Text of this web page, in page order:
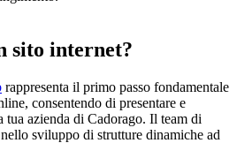
sito internet?
rappresenta il primo passo fondamentale
consentendo di presentare e
tua azienda di Cadorago. Il team di
sviluppo di strutture dinamiche ad